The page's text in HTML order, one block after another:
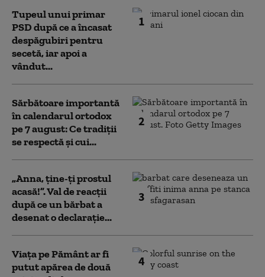
1
Tupeul unui primar
PSD după ce a încasat
despăgubiri pentru
secetă, iar apoi a
vândut...
2
Sărbătoare importantă
în calendarul ortodox
pe 7 august: Ce tradiții
se respectă și cui...
3
„Anna, ţine-ţi prostul
acasă!”. Val de reacții
după ce un bărbat a
desenat o declarație...
4
Viața pe Pământ ar fi
putut apărea de două